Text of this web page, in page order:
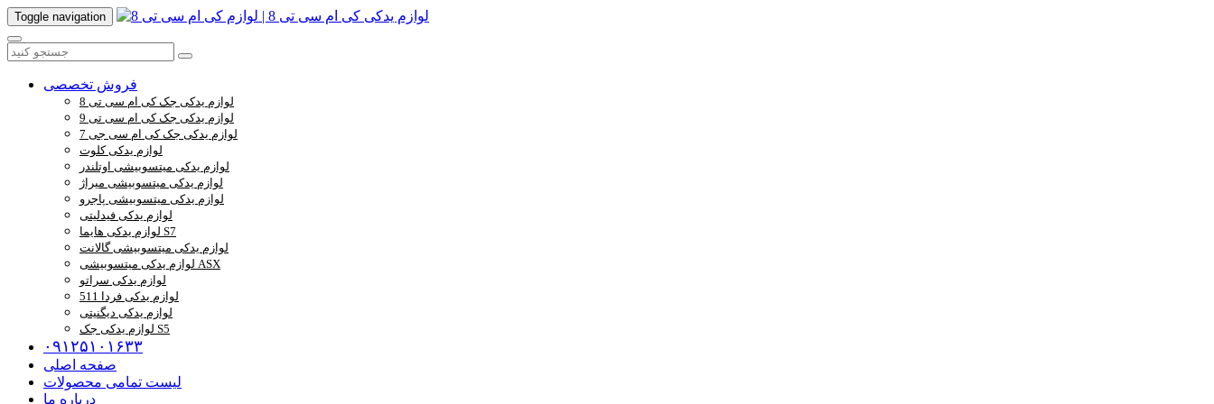
Toggle navigation
فروش تخصصی
لوازم یدکی جک کی ام سی تی 8
لوازم یدکی جک کی ام سی تی 9
لوازم یدکی جک کی ام سی جی 7
لوازم یدکی کلوت
لوازم یدکی میتسوبیشی اوتلندر
لوازم یدکی میتسوبیشی میراژ
لوازم یدکی میتسوبیشی پاجرو
لوازم یدکی فیدلیتی
لوازم یدکی هایما S7
لوازم یدکی میتسوبیشی گالانت
لوازم یدکی میتسوبیشی ASX
لوازم یدکی سراتو
لوازم یدکی فردا 511
لوازم یدکی دیگنیتی
لوازم یدکی جک S5
۰۹۱۲۵۱۰۱۶۳۳
صفحه اصلی
لیست تمامی محصولات
درباره ما